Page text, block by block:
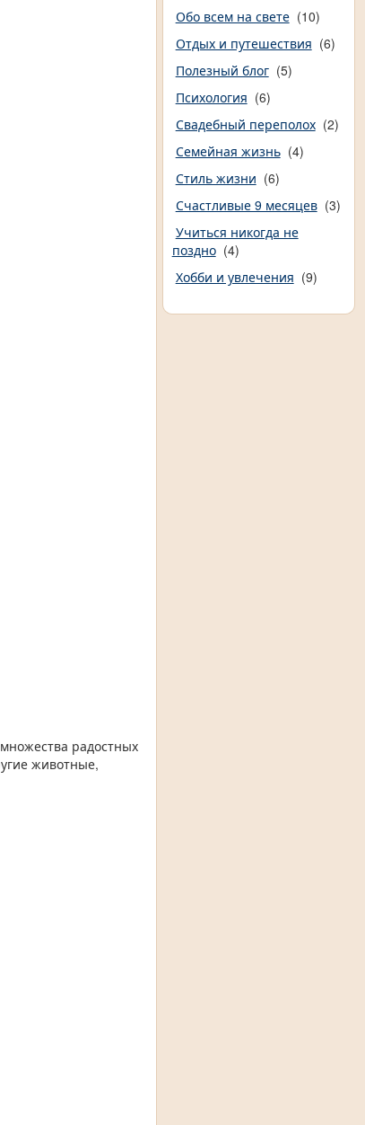
радостных
животные,
Обо всем на свете (10)
Отдых и путешествия (6)
Полезный блог (5)
Психология (6)
Свадебный переполох (2)
Семейная жизнь (4)
Стиль жизни (6)
Счастливые 9 месяцев (3)
Учиться никогда не
поздно (4)
Хобби и увлечения (9)